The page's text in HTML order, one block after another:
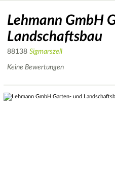
Lehmann GmbH
Landschaftsbau
88138 Sigmarszell
Keine Bewertungen